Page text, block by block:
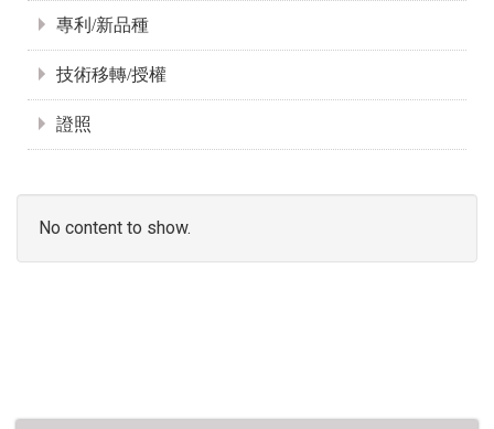
專利/新品種
技術移轉/授權
證照
No content to show.